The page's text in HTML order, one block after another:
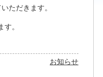
ただきます。
。
お知らせ